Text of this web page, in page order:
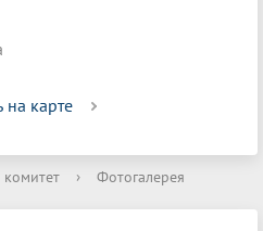
на карте
› Фотогалерея